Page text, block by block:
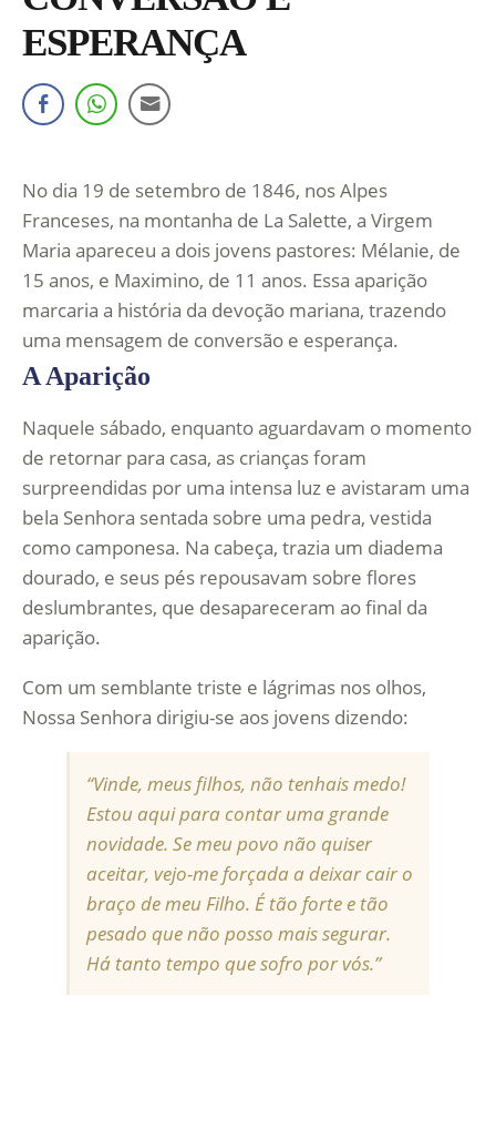
ESPERANÇA
No dia 19 de setembro de 1846, nos Alpes
Franceses, na montanha de La Salette, a Virgem
Maria apareceu a dois jovens pastores: Mélanie, de
15 anos, e Maximino, de 11 anos. Essa aparição
marcaria a história da devoção mariana, trazendo
uma mensagem de conversão e esperança.
A Aparição
Naquele sábado, enquanto aguardavam o momento
de retornar para casa, as crianças foram
surpreendidas por uma intensa luz e avistaram uma
bela Senhora sentada sobre uma pedra, vestida
como camponesa. Na cabeça, trazia um diadema
dourado, e seus pés repousavam sobre flores
deslumbrantes, que desapareceram ao final da
aparição.
Com um semblante triste e lágrimas nos olhos,
Nossa Senhora dirigiu-se aos jovens dizendo:
“Vinde, meus filhos, não tenhais medo!
Estou aqui para contar uma grande
novidade. Se meu povo não quiser
aceitar, vejo-me forçada a deixar cair o
braço de meu Filho. É tão forte e tão
pesado que não posso mais segurar.
Há tanto tempo que sofro por vós.”